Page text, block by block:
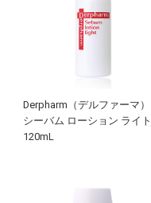
Derpharm（デルファーマ）
シーバム ローション ライト
120mL